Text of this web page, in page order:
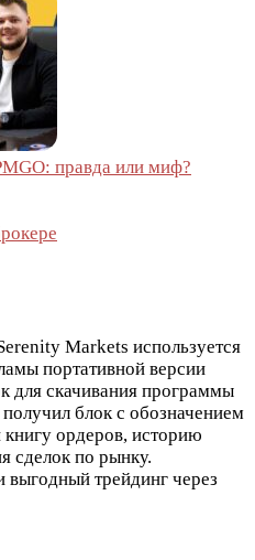
правда или миф?
Markets используется
портативной версии
для скачивания программы
блок с обозначением
ордеров, историю
сделок по рынку.
выгодный трейдинг через